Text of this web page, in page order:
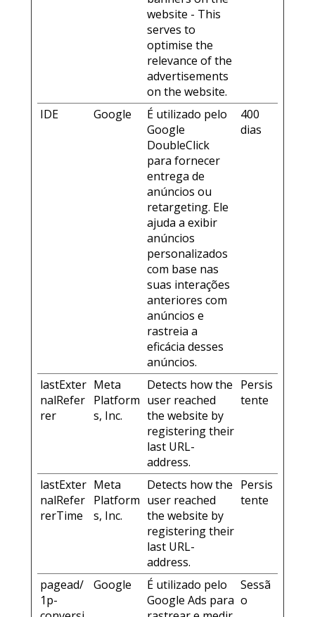
website - This
serves to
optimise the
relevance of the
advertisements
on the website.
IDE Google
É utilizado pelo
Google
DoubleClick
para fornecer
entrega de
anúncios ou
retargeting. Ele
ajuda a exibir
anúncios
personalizados
com base nas
suas interações
anteriores com
anúncios e
rastreia a
eficácia desses
anúncios.
400
dias
lastExter
nalRefer
rer
Meta
Platform
s, Inc.
Detects how the
user reached
the website by
registering their
last URL-
address.
Persis
tente
lastExter
nalRefer
rerTime
Meta
Platform
s, Inc.
Detects how the
user reached
the website by
registering their
last URL-
address.
Persis
tente
pagead/
1p-
Google
É utilizado pelo
Google Ads para
Sessã
o